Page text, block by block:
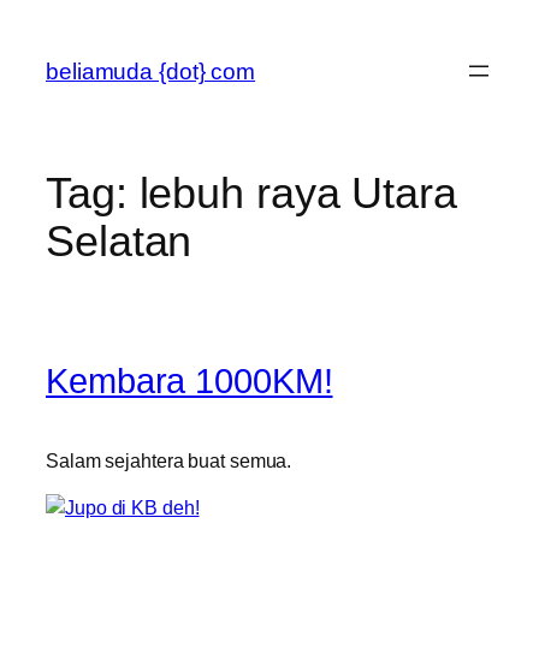
content
beliamuda {dot} com
Tag: lebuh raya Utara
Selatan
Kembara 1000KM!
Salam sejahtera buat semua.